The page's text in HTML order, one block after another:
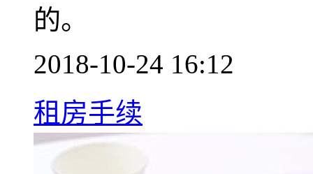
的。
2018-10-24 16:12
租房手续